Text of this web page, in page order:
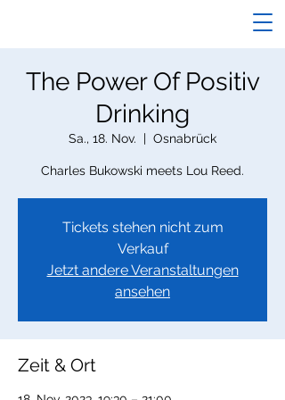
The Power Of Positiv
Drinking
Sa., 18. Nov.
  |
Osnabrück
Charles Bukowski meets Lou Reed.
Tickets stehen nicht zum
Verkauf
Jetzt andere Veranstaltungen
ansehen
Zeit & Ort